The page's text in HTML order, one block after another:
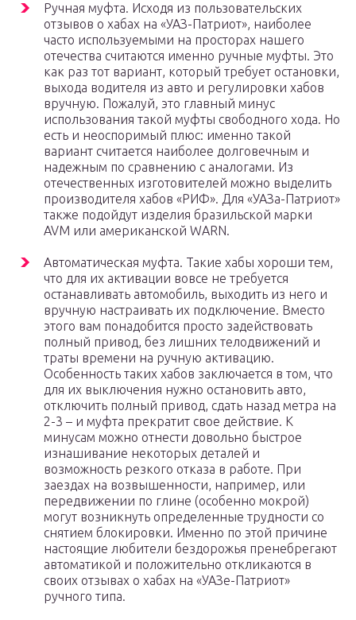
Ручная муфта. Исходя из пользовательских
отзывов о хабах на «УАЗ-Патриот», наиболее
часто используемыми на просторах нашего
отечества считаются именно ручные муфты. Это
как раз тот вариант, который требует остановки,
выхода водителя из авто и регулировки хабов
вручную. Пожалуй, это главный минус
использования такой муфты свободного хода. Но
есть и неоспоримый плюс: именно такой
вариант считается наиболее долговечным и
надежным по сравнению с аналогами. Из
отечественных изготовителей можно выделить
производителя хабов «РИФ». Для «УАЗа-Патриот»
также подойдут изделия бразильской марки
AVM или американской WARN.
Автоматическая муфта. Такие хабы хороши тем,
что для их активации вовсе не требуется
останавливать автомобиль, выходить из него и
вручную настраивать их подключение. Вместо
этого вам понадобится просто задействовать
полный привод, без лишних телодвижений и
траты времени на ручную активацию.
Особенность таких хабов заключается в том, что
для их выключения нужно остановить авто,
отключить полный привод, сдать назад метра на
2-3 – и муфта прекратит свое действие. К
минусам можно отнести довольно быстрое
изнашивание некоторых деталей и
возможность резкого отказа в работе. При
заездах на возвышенности, например, или
передвижении по глине (особенно мокрой)
могут возникнуть определенные трудности со
снятием блокировки. Именно по этой причине
настоящие любители бездорожья пренебрегают
автоматикой и положительно откликаются в
своих отзывах о хабах на «УАЗе-Патриот»
ручного типа.